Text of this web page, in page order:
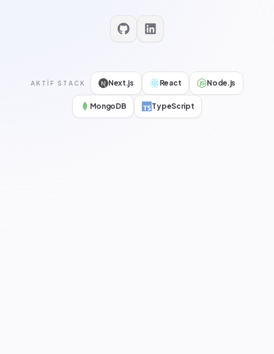
AKTIF STACK Next.js React Node.js
MongoDB TypeScript